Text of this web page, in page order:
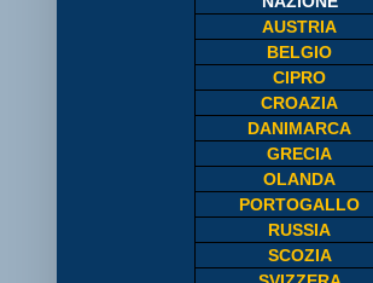
AUSTRIA
BELGIO
CIPRO
CROAZIA
DANIMARCA
GRECIA
OLANDA
PORTOGALLO
RUSSIA
SCOZIA